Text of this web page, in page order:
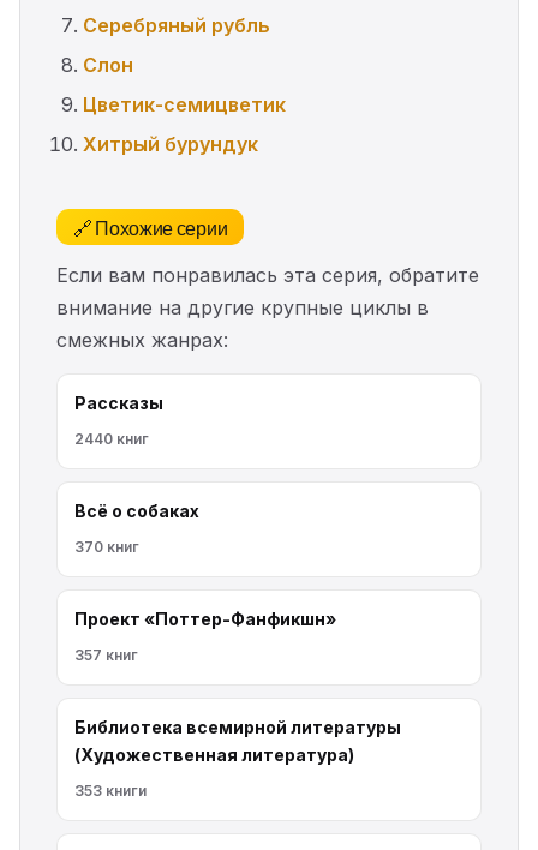
Серебряный рубль
Слон
Цветик-семицветик
Хитрый бурундук
🔗 Похожие серии
Если вам понравилась эта серия, обратите
внимание на другие крупные циклы в
смежных жанрах:
Рассказы
2440 книг
Всё о собаках
370 книг
Проект «Поттер-Фанфикшн»
357 книг
Библиотека всемирной литературы
(Художественная литература)
353 книги